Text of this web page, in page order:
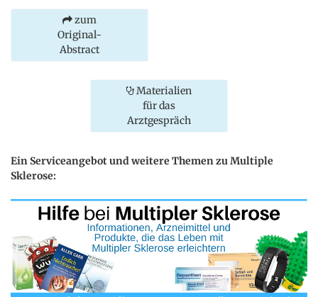
zum
Original-
Abstract
Materialien
für das
Arztgespräch
Ein Serviceangebot und weitere Themen zu Multiple
Sklerose: